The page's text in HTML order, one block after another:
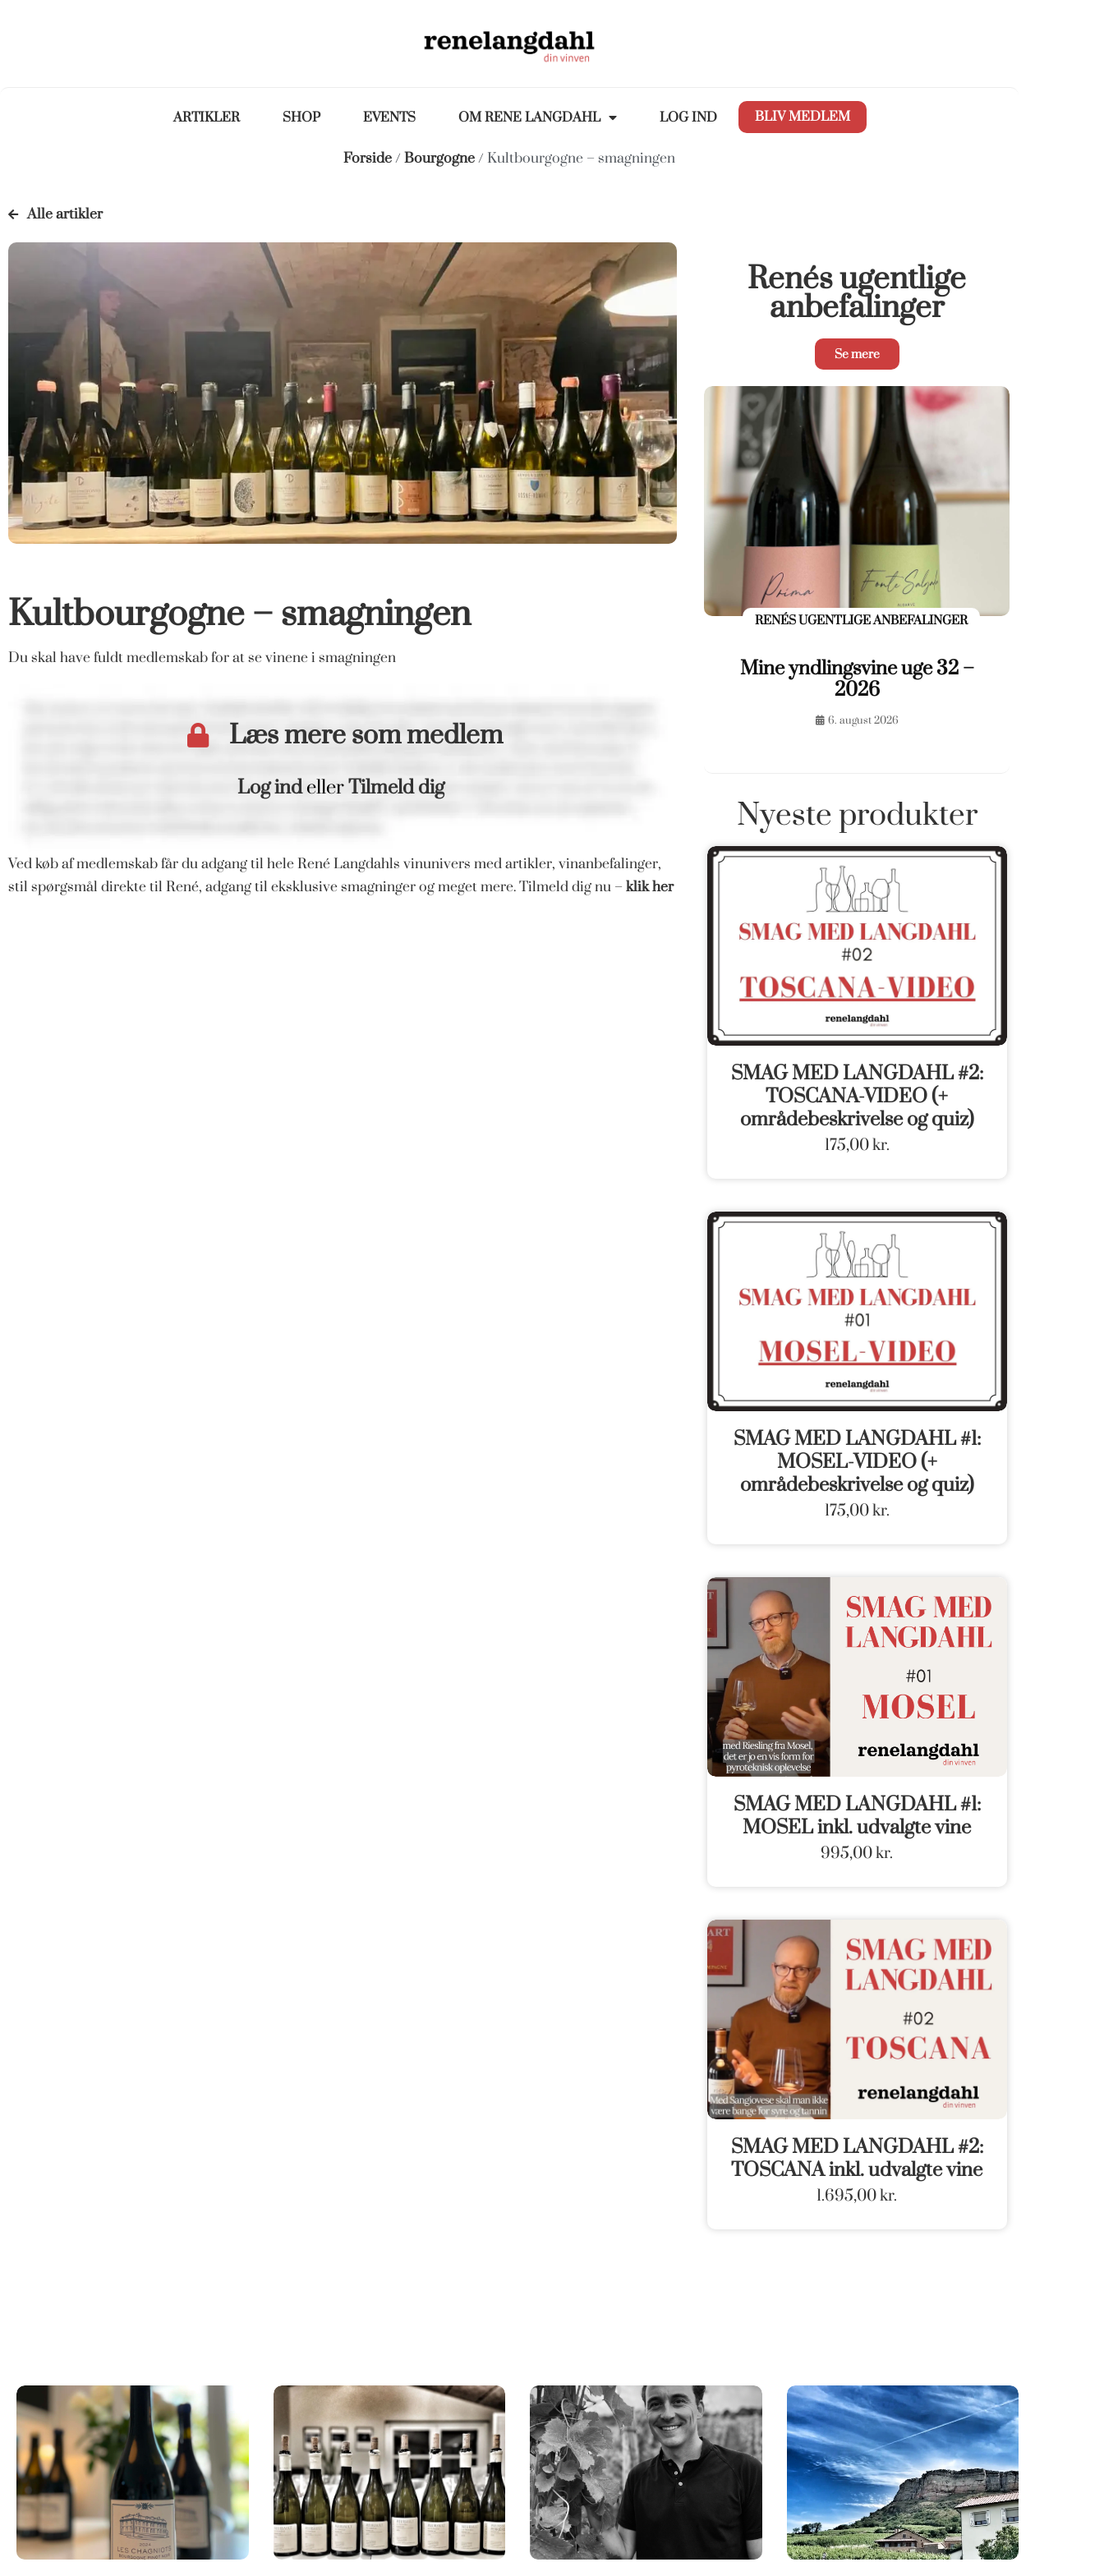
ARTIKLER SHOP EVENTS OM RENE LANGDAHL LOG IND BLIV MEDLEM
Forside/ Bourgogne/ Kultbourgogne – smagningen
Alle artikler
Kultbourgogne – smagningen
Du skal have fuldt medlemskab for at se vinene i smagningen
Læs mere som medlem
Log indellerTilmeld dig
Ved køb af medlemskab får du adgang til hele René Langdahls vinunivers med artikler, vinanbefalinger,
stil spørgsmål direkte til René, adgang til eksklusive smagninger og meget mere. Tilmeld dig nu – klik her
Renés ugentlige
anbefalinger
Se mere
RENÉS UGENTLIGE ANBEFALINGER
Mine yndlingsvine uge 32 –
2026
6. august 2026
Nyeste produkter
SMAG MED LANGDAHL #2:
TOSCANA-VIDEO (+
områdebeskrivelse og quiz)
175,00kr.
SMAG MED LANGDAHL #1:
MOSEL-VIDEO (+
områdebeskrivelse og quiz)
175,00kr.
SMAG MED LANGDAHL #1:
MOSEL inkl. udvalgte vine
995,00kr.
SMAG MED LANGDAHL #2:
TOSCANA inkl. udvalgte vine
1.695,00kr.